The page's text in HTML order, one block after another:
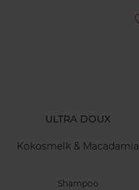
ULTRA DOUX
Kokosmelk & Macadamia
Shampoo